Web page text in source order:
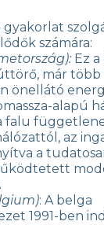
gyakorlat
számára:
Ez
már
önellátó
alapú
falu
az
a
: A belga
1991-ben